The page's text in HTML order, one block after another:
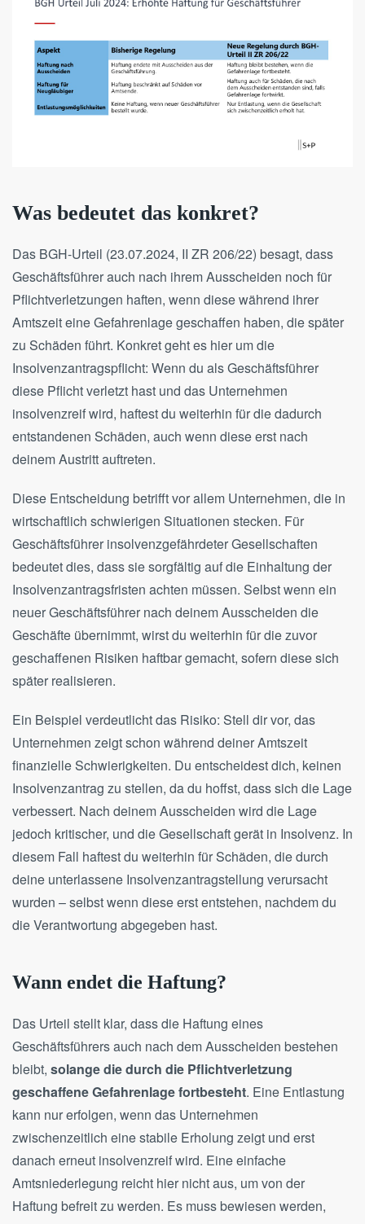
Was bedeutet das konkret?
Das BGH-Urteil (23.07.2024, II ZR 206/22) besagt, dass
Geschäftsführer auch nach ihrem Ausscheiden noch für
Pflichtverletzungen haften, wenn diese während ihrer
Amtszeit eine Gefahrenlage geschaffen haben, die später
zu Schäden führt. Konkret geht es hier um die
Insolvenzantragspflicht: Wenn du als Geschäftsführer
diese Pflicht verletzt hast und das Unternehmen
insolvenzreif wird, haftest du weiterhin für die dadurch
entstandenen Schäden, auch wenn diese erst nach
deinem Austritt auftreten.
Diese Entscheidung betrifft vor allem Unternehmen, die in
wirtschaftlich schwierigen Situationen stecken. Für
Geschäftsführer insolvenzgefährdeter Gesellschaften
bedeutet dies, dass sie sorgfältig auf die Einhaltung der
Insolvenzantragsfristen achten müssen. Selbst wenn ein
neuer Geschäftsführer nach deinem Ausscheiden die
Geschäfte übernimmt, wirst du weiterhin für die zuvor
geschaffenen Risiken haftbar gemacht, sofern diese sich
später realisieren.
Ein Beispiel verdeutlicht das Risiko: Stell dir vor, das
Unternehmen zeigt schon während deiner Amtszeit
finanzielle Schwierigkeiten. Du entscheidest dich, keinen
Insolvenzantrag zu stellen, da du hoffst, dass sich die Lage
verbessert. Nach deinem Ausscheiden wird die Lage
jedoch kritischer, und die Gesellschaft gerät in Insolvenz. In
diesem Fall haftest du weiterhin für Schäden, die durch
deine unterlassene Insolvenzantragstellung verursacht
wurden – selbst wenn diese erst entstehen, nachdem du
die Verantwortung abgegeben hast.
Wann endet die Haftung?
Das Urteil stellt klar, dass die Haftung eines
Geschäftsführers auch nach dem Ausscheiden bestehen
bleibt, solange die durch die Pflichtverletzung
geschaffene Gefahrenlage fortbesteht. Eine Entlastung
kann nur erfolgen, wenn das Unternehmen
zwischenzeitlich eine stabile Erholung zeigt und erst
danach erneut insolvenzreif wird. Eine einfache
Amtsniederlegung reicht hier nicht aus, um von der
Haftung befreit zu werden. Es muss bewiesen werden,